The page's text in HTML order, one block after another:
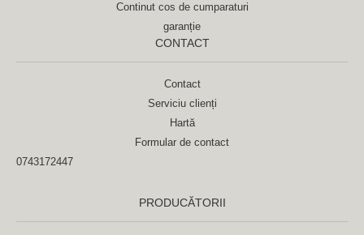
Continut cos de cumparaturi
garanție
CONTACT
Contact
Serviciu clienți
Hartă
Formular de contact
0743172447
PRODUCĂTORII